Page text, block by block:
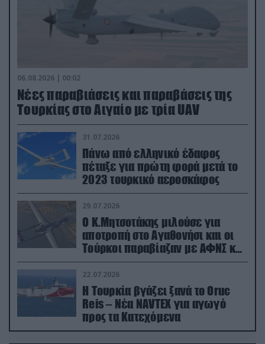
06.08.2026 | 00:02
Νέες παραβιάσεις και παραβάσεις της
Τουρκίας στο Αιγαίο με τρία UAV
31.07.2026
Πάνω από ελληνικό έδαφος
πέταξε για πρώτη φορά μετά το
2023 τουρκικό αεροσκάφος
29.07.2026
Ο Κ.Μητσοτάκης μιλούσε για
αποτροπή στο Αγαθονήσι και οι
Τούρκοι παραβίαζαν με ΑΦΝΣ και
drone
22.07.2026
Η Τουρκία βγάζει ξανά το Oruc
Reis – Νέα NAVTEX για αγωγό
προς τα Κατεχόμενα